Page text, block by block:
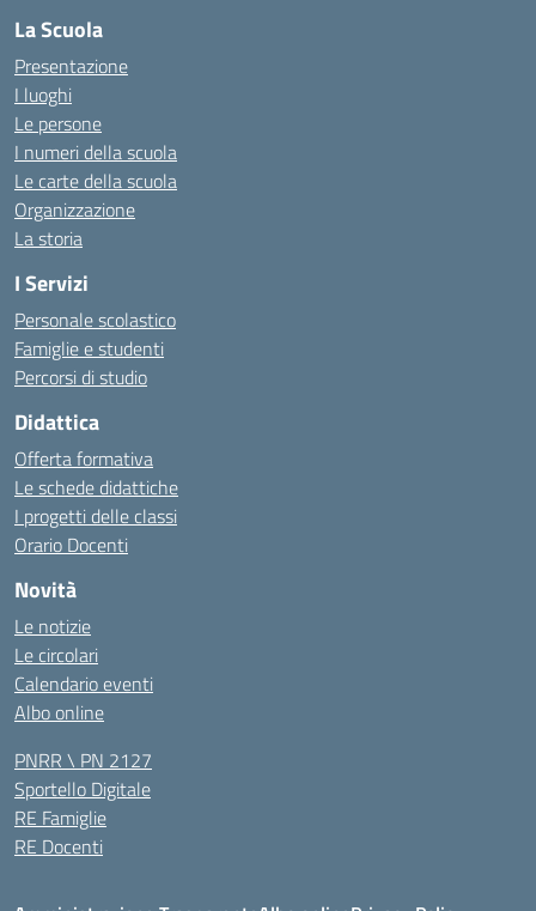
La Scuola
Presentazione
I luoghi
Le persone
I numeri della scuola
Le carte della scuola
Organizzazione
La storia
I Servizi
Personale scolastico
Famiglie e studenti
Percorsi di studio
Didattica
Offerta formativa
Le schede didattiche
I progetti delle classi
Orario Docenti
Novità
Le notizie
Le circolari
Calendario eventi
Albo online
PNRR \ PN 2127
Sportello Digitale
RE Famiglie
RE Docenti